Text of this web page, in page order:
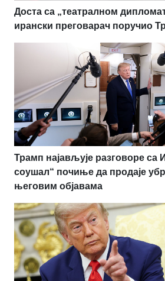
Доста са „театралном
ирански преговарач поручио
Трамп најављује разговоре са
соушал“ почиње да продаје
његовим објавама